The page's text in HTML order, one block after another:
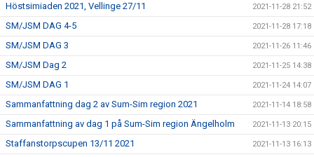
Höstsimiaden 2021, Vellinge 27/11 2021-11-28 21:52
SM/JSM DAG 4-5 2021-11-28 17:18
SM/JSM DAG 3 2021-11-26 11:46
SM/JSM Dag 2 2021-11-25 14:38
SM/JSM DAG 1 2021-11-24 14:07
Sammanfattning dag 2 av Sum-Sim region 2021 2021-11-14 18:58
Sammanfattning av dag 1 på Sum-Sim region Ängelholm 2021-11-13 20:15
Staffanstorpscupen 13/11 2021 2021-11-13 16:13